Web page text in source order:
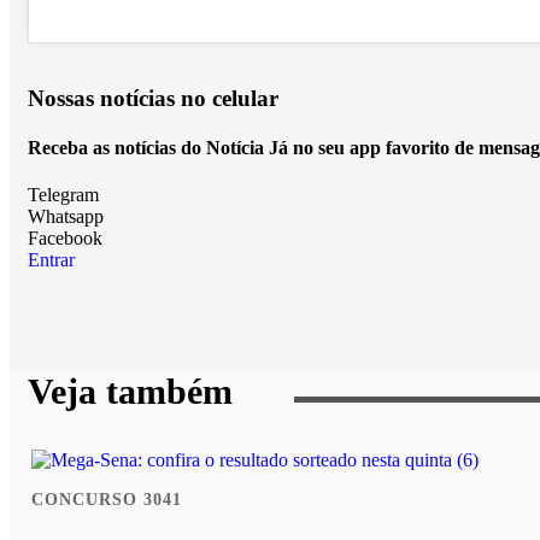
Nossas notícias no celular
Receba as notícias do Notícia Já no seu app favorito de
Telegram
Whatsapp
Facebook
Entrar
Veja também
CONCURSO 3041